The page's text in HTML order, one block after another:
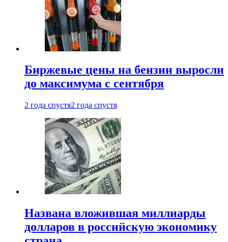
Биржевые цены на бензин выросли
до максимума с сентября
2 года спустя2 года спустя
Названа вложившая миллиарды
долларов в российскую экономику